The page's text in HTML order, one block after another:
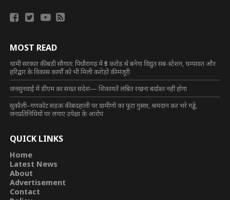
MOST READ
धामी सरकार की बड़ी सौगात: पिथौरागढ़ में ₹5 करोड़ से बनेगा विद्युत सब-स्टेशन, चम्पावत और
हरिद्वार के विकास कार्यों को भी मिली करोड़ों की मंजूरी
जनसुनवाई में डीएम का सख्त संदेश— शिकायतें लंबित रखना बर्दाश्त नहीं होगा
सुकौली–गणकोट सड़क की बदहाली पर ग्रामीणों का फूटा गुस्सा, श्रमदान कर भरे गड्ढे,
जनप्रतिनिधियों पर लगाए उपेक्षा के आरोप
QUICK LINKS
Home
Latest News
About
Advertisement
Contact